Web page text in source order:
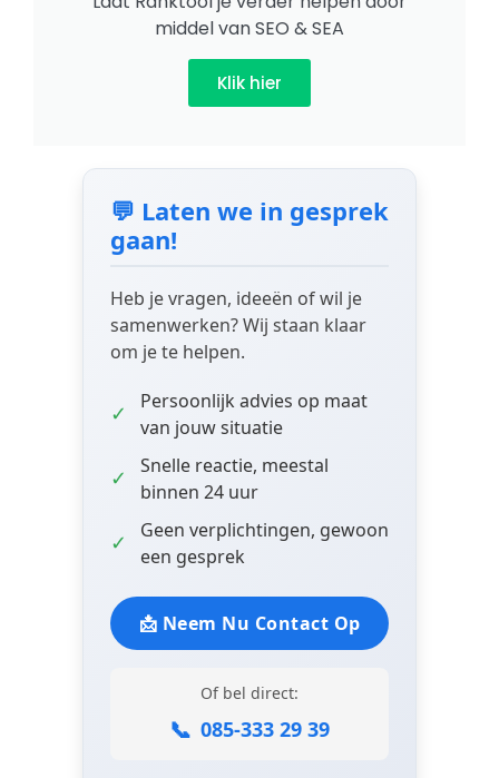
middel van SEO & SEA
Klik hier
💬 Laten we in gesprek
gaan!
Heb je vragen, ideeën of wil je
samenwerken? Wij staan klaar
om je te helpen.
✓
Persoonlijk advies op maat
van jouw situatie
✓
Snelle reactie, meestal
binnen 24 uur
✓
Geen verplichtingen, gewoon
een gesprek
📩 Neem Nu Contact Op
Of bel direct:
📞 085-333 29 39